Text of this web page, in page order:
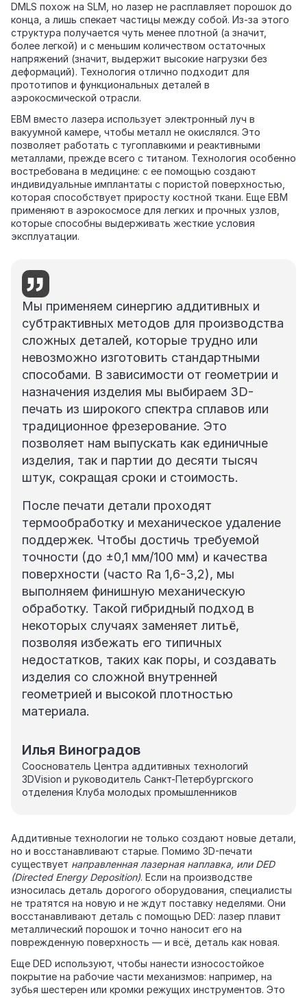
DMLS похож на SLM, но лазер не расплавляет порошок до
конца, а лишь спекает частицы между собой. Из‑за этого
структура получается чуть менее плотной (а значит,
более легкой) и с меньшим количеством остаточных
напряжений (значит, выдержит высокие нагрузки без
деформаций). Технология отлично подходит для
прототипов и функциональных деталей в
аэрокосмической отрасли.
EBM вместо лазера использует электронный луч в
вакуумной камере, чтобы металл не окислялся. Это
позволяет работать с тугоплавкими и реактивными
металлами, прежде всего с титаном. Технология особенно
востребована в медицине: с ее помощью создают
индивидуальные имплантаты с пористой поверхностью,
которая способствует приросту костной ткани. Еще EBM
применяют в аэрокосмосе для легких и прочных узлов,
которые способны выдерживать жесткие условия
эксплуатации.
Мы применяем синергию аддитивных и
субтрактивных методов для производства
сложных деталей, которые трудно или
невозможно изготовить стандартными
способами. В зависимости от геометрии и
назначения изделия мы выбираем 3D-
печать из широкого спектра сплавов или
традиционное фрезерование. Это
позволяет нам выпускать как единичные
изделия, так и партии до десяти тысяч
штук, сокращая сроки и стоимость.
После печати детали проходят
термообработку и механическое удаление
поддержек. Чтобы достичь требуемой
точности (до ±0,1 мм/100 мм) и качества
поверхности (часто Ra 1,6-3,2), мы
выполняем финишную механическую
обработку. Такой гибридный подход в
некоторых случаях заменяет литьё,
позволяя избежать его типичных
недостатков, таких как поры, и создавать
изделия со сложной внутренней
геометрией и высокой плотностью
материала.
Илья Виноградов
Сооснователь Центра аддитивных технологий
3DVision и руководитель Санкт-Петербургского
отделения Клуба молодых промышленников
Аддитивные технологии не только создают новые детали,
но и восстанавливают старые. Помимо 3D-печати
существует направленная лазерная наплавка, или DED
(Directed Energy Deposition). Если на производстве
износилась деталь дорогого оборудования, специалисты
не тратятся на новую и не ждут поставку неделями. Они
восстанавливают деталь с помощью DED: лазер плавит
металлический порошок и точно наносит его на
поврежденную поверхность — и всё, деталь как новая.
Еще DED используют, чтобы нанести износостойкое
покрытие на рабочие части механизмов: например, на
зубья шестерен или кромки режущих инструментов. Это